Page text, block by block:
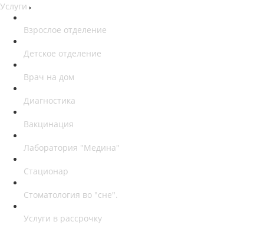
Услуги
Взрослое отделение
Детское отделение
Врач на дом
Диагностика
Вакцинация
Лаборатория "Медина"
Стационар
Стоматология во "сне".
Услуги в рассрочку